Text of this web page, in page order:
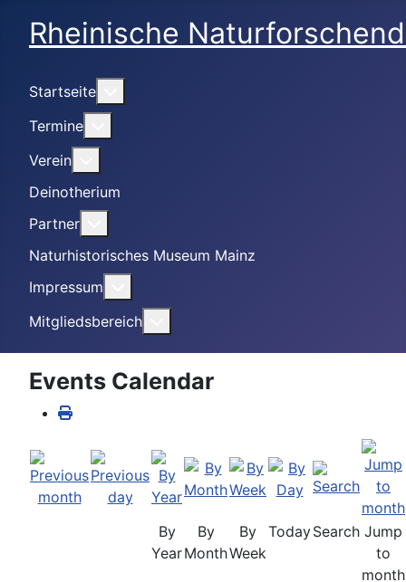
Rheinische
Startseite
Termine
Verein
Deinotherium
Partner
Naturhistorisches Museum Mainz
Impressum
Mitgliedsbereich
Events Calendar
By
Year
By
Month
By
Week
TodaySearch Jump
to
month